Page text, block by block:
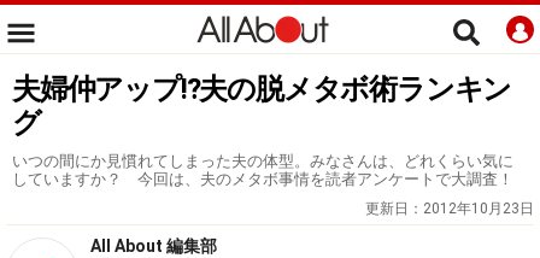
夫婦仲アップ!?夫の脱メタボ術ランキン
グ
いつの間にか見慣れてしまった夫の体型。みなさんは、どれくらい気に
していますか？ 今回は、夫のメタボ事情を読者アンケートで大調査！
更新日： 2012年10月23日
All About 編集部